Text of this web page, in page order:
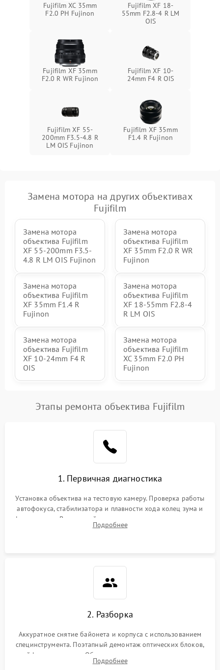
Fujifilm XC 35mm
F2.0 PH Fujinon
Fujifilm XF 18-
55mm F2.8-4 R LM
OIS
Fujifilm XF 35mm
F2.0 R WR Fujinon
Fujifilm XF 10-
24mm F4 R OIS
Fujifilm XF 55-
200mm F3.5-4.8 R
LM OIS Fujinon
Fujifilm XF 35mm
F1.4 R Fujinon
Замена мотора на других объективах
Fujifilm
Замена мотора
объектива Fujifilm
XF 55-200mm F3.5-
4.8 R LM OIS Fujinon
Замена мотора
объектива Fujifilm
XF 35mm F2.0 R WR
Fujinon
Замена мотора
объектива Fujifilm
XF 35mm F1.4 R
Fujinon
Замена мотора
объектива Fujifilm
XF 18-55mm F2.8-4
R LM OIS
Замена мотора
объектива Fujifilm
XF 10-24mm F4 R
OIS
Замена мотора
объектива Fujifilm
XC 35mm F2.0 PH
Fujinon
Этапы ремонта объектива Fujifilm
1. Первичная диагностика
Установка объектива на тестовую камеру. Проверка работы
автофокуса, стабилизатора и плавности хода колец зума и
фокусировки. Визуальный осмотр линз на наличие царапин,
грибка, пыли и оценка состояния контактов байонета.
Подробнее
2. Разборка
Аккуратное снятие байонета и корпуса с использованием
специнструмента. Поэтапный демонтаж оптических блоков,
шлейфов и приводов. Обязательная маркировка положения
линзовых групп для сохранения заводской центровки при
Подробнее